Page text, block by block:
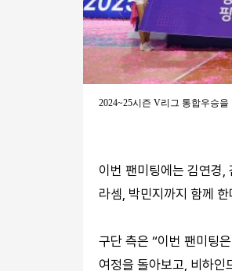
2024~25시즌 V리그 통합우승
이번 팬미팅에는 김연경
라셈, 박민지까지 함께 한
구단 측은 “이번 팬미팅
여정을 돌아보고, 비하인